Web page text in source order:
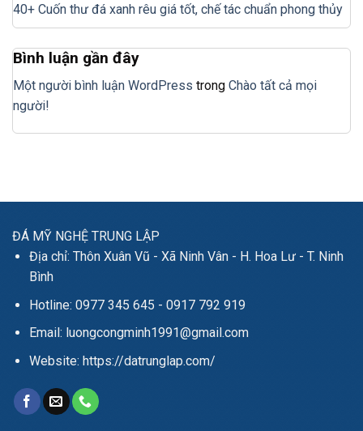
40+ Cuốn thư đá xanh rêu giá tốt, chế tác chuẩn phong thủy
Bình luận gần đây
Một người bình luận WordPress trong Chào tất cả mọi
người!
ĐÁ MỸ NGHỆ TRUNG LẬP
Địa chỉ: Thôn Xuân Vũ - Xã Ninh Vân - H. Hoa Lư - T. Ninh
Bình
Hotline: 0977 345 645 - 0917 792 919
Email: luongcongminh1991@gmail.com
Website: https://datrunglap.com/